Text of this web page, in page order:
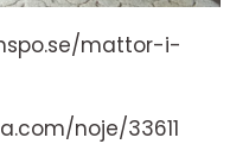
mattor-i-
noje/33611